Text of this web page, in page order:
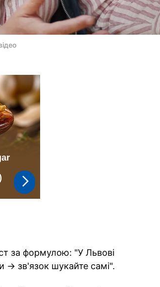
за формулою: "У Львові
→ зв'язок шукайте самі".